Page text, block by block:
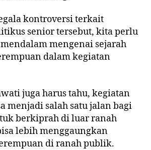
kontroversi terkait
senior tersebut, kita perlu
mengenai sejarah
dalam kegiatan
juga harus tahu, kegiatan
menjadi salah satu jalan bagi
berkiprah di luar ranah
lebih menggaungkan
di ranah publik.